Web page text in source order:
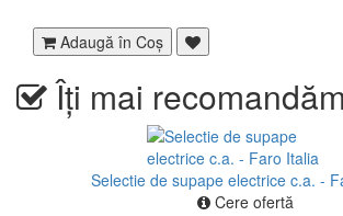
Adaugă în Coş
Îți mai recomandăm
Selectie de supape electrice c.a. -
Cere ofertă